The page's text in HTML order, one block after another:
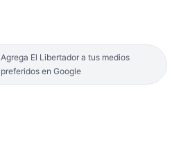
Agrega El Libertador a tus medios
preferidos en Google